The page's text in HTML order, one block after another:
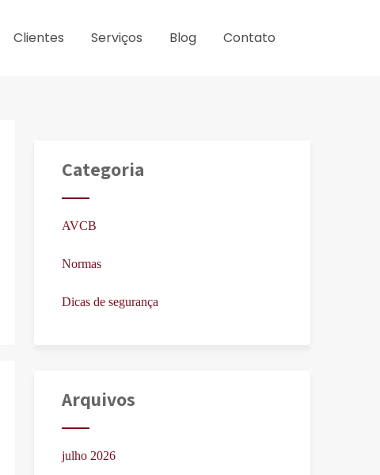
Clientes Serviços Blog Contato
Categoria
AVCB
Normas
Dicas de segurança
Arquivos
julho 2026